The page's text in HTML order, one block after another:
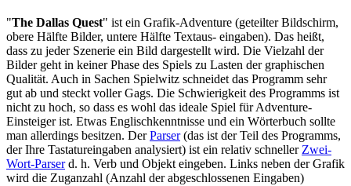
"The Dallas Quest" ist ein Grafik-Adventure (geteilter Bildschirm,
obere Hälfte Bilder, untere Hälfte Textaus- eingaben). Das heißt,
dass zu jeder Szenerie ein Bild dargestellt wird. Die Vielzahl der
Bilder geht in keiner Phase des Spiels zu Lasten der graphischen
Qualität. Auch in Sachen Spielwitz schneidet das Programm sehr
gut ab und steckt voller Gags. Die Schwierigkeit des Programms ist
nicht zu hoch, so dass es wohl das ideale Spiel für Adventure-
Einsteiger ist. Etwas Englischkenntnisse und ein Wörterbuch sollte
man allerdings besitzen. DerParser(das ist der Teil des Programms,
der Ihre Tastatureingaben analysiert) ist ein relativ schneller Zwei-
Wort-Parserd. h. Verb und Objekt eingeben. Links neben der Grafik
wird die Zuganzahl (Anzahl der abgeschlossenen Eingaben)